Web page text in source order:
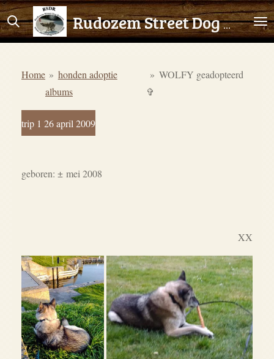
Ga
direct
hoofdinhoud
Rudozem Street Dog Rescue
Home » honden adoptie
albums
» WOLFY geadopteerd
✞
trip 1 26 april 2009
geboren: ± mei 2008
XX